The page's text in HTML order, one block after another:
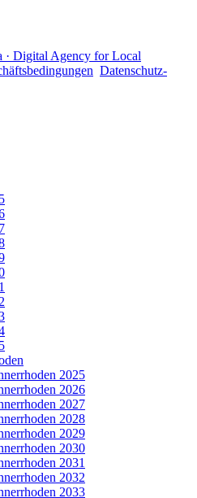
· Digital Agency for Local
Datenschutz­
2025
2026
2027
2028
2029
2030
2031
2032
2033